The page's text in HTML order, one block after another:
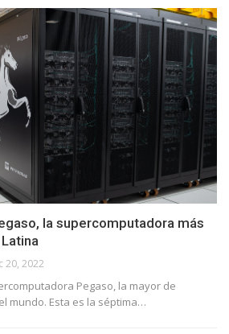
la supercomputadora más
20, 2022
Pegaso, la mayor de
mundo. Esta es la séptima…